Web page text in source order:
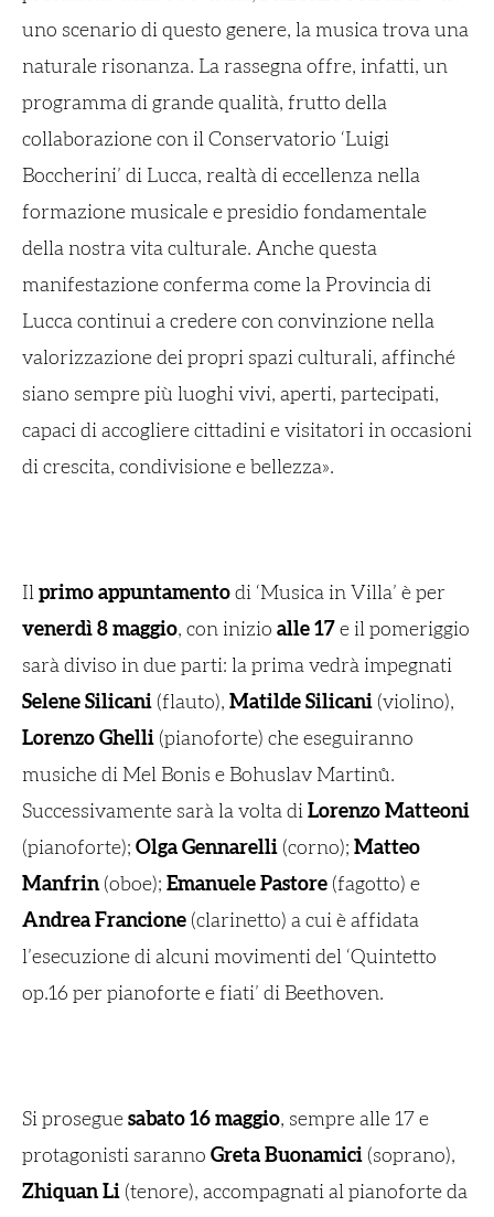
uno scenario di questo genere, la musica trova una
naturale risonanza. La rassegna offre, infatti, un
programma di grande qualità, frutto della
collaborazione con il Conservatorio ‘Luigi
Boccherini’ di Lucca, realtà di eccellenza nella
formazione musicale e presidio fondamentale
della nostra vita culturale. Anche questa
manifestazione conferma come la Provincia di
Lucca continui a credere con convinzione nella
valorizzazione dei propri spazi culturali, affinché
siano sempre più luoghi vivi, aperti, partecipati,
capaci di accogliere cittadini e visitatori in occasioni
di crescita, condivisione e bellezza».
Il primo appuntamento di ‘Musica in Villa’ è per
venerdì 8 maggio, con inizio alle 17 e il pomeriggio
sarà diviso in due parti: la prima vedrà impegnati
Selene Silicani (flauto), Matilde Silicani (violino),
Lorenzo Ghelli (pianoforte) che eseguiranno
musiche di Mel Bonis e Bohuslav Martinů.
Successivamente sarà la volta di Lorenzo Matteoni
(pianoforte); Olga Gennarelli (corno); Matteo
Manfrin(oboe); Emanuele Pastore (fagotto) e
Andrea Francione (clarinetto) a cui è affidata
l’esecuzione di alcuni movimenti del ‘Quintetto
op.16 per pianoforte e fiati’ di Beethoven.
Si prosegue sabato 16 maggio, sempre alle 17 e
protagonisti saranno Greta Buonamici (soprano),
Zhiquan Li (tenore), accompagnati al pianoforte da